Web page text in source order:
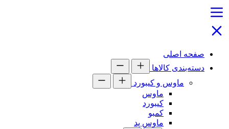
صفحه اصلی
دسته‌بندی کالاها
ماوس و کیبورد
ماوس
کیبورد
کمبو
ماوس پد